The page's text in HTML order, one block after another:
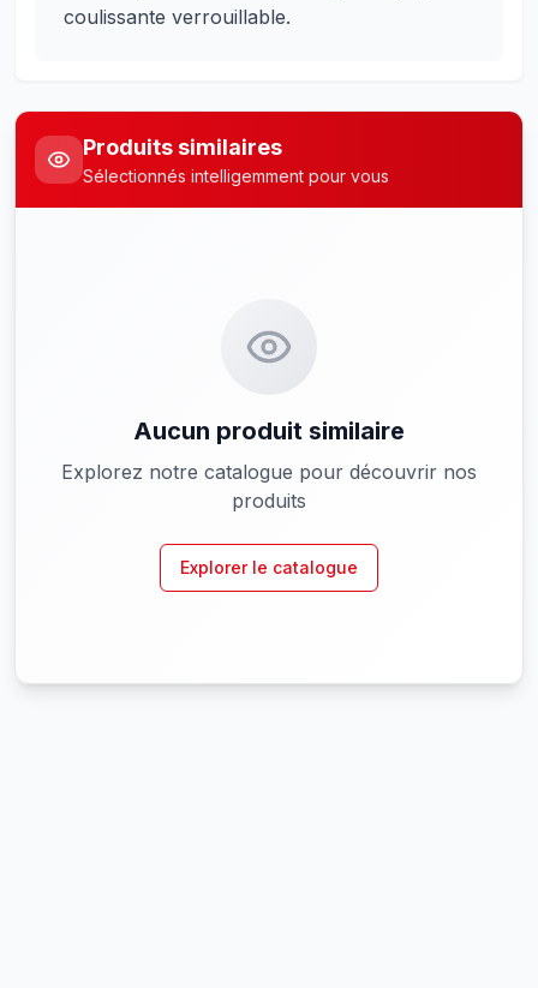
coulissante verrouillable.
Produits similaires
Sélectionnés intelligemment pour vous
Aucun produit similaire
Explorez notre catalogue pour découvrir nos
produits
Explorer le catalogue